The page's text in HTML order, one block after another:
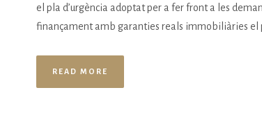
el pla d’urgència adoptat per a fer front a les
finançament amb garanties reals immobiliàries el
READ MORE